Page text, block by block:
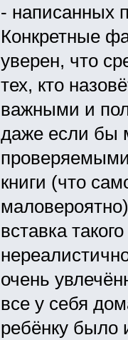
- написанных
Конкретные
уверен, что
тех, кто
важными и
даже если бы
книги (что
вставка
очень
все у себя
ребёнку было